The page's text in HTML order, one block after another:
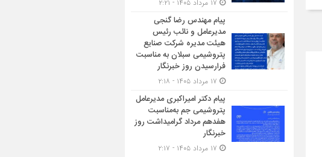
پیام مهندس رضا گنجی
مدیرعامل و نائب رئیس
هیئت مدیره شرکت صنایع
پتروشیمی سبلان به مناسبت
فرارسیدن روز خبرنگار
پیام دکتر امیراکبری مدیرعامل
پتروشیمی جم به‌مناسبت
هفدهم مرداد گرامیداشت روز
خبرنگار